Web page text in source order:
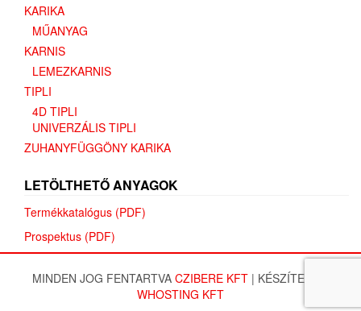
KARIKA
MŰANYAG
KARNIS
LEMEZKARNIS
TIPLI
4D TIPLI
UNIVERZÁLIS TIPLI
ZUHANYFÜGGÖNY KARIKA
LETÖLTHETŐ ANYAGOK
Termékkatalógus (PDF)
Prospektus (PDF)
MINDEN JOG FENTARTVA CZIBERE KFT | KÉSZÍTETTE:
WHOSTING KFT